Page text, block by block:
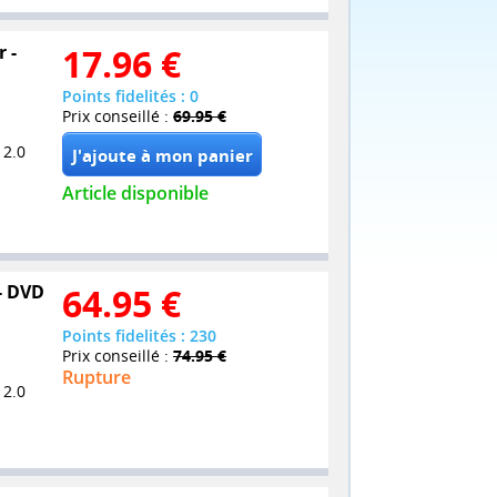
- 17.96 €
Points fidelités : 0
Prix conseillé : 69.95 €
Article disponible
64.95 €
Points fidelités : 230
Prix conseillé : 74.95 €
Rupture